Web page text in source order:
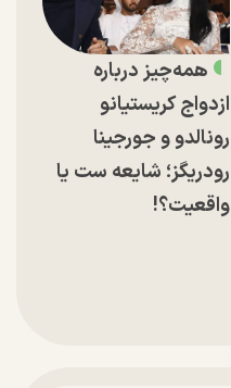
همه‌چیز درباره
ازدواج کریستیانو
رونالدو و جورجینا
رودریگز؛ شایعه ست یا
واقعیت؟!